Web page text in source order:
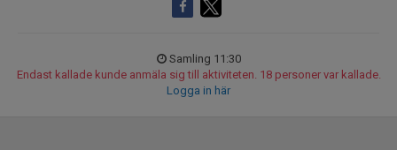
Samling 11:30
Endast kallade kunde anmäla sig till aktiviteten. 18 personer var kallade.
Logga in här